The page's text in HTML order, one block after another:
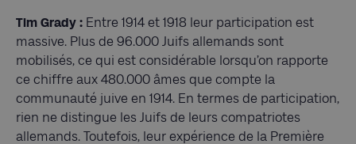
Tim Grady : Entre 1914 et 1918 leur participation est
massive. Plus de 96.000 Juifs allemands sont
mobilisés, ce qui est considérable lorsqu’on rapporte
ce chiffre aux 480.000 âmes que compte la
communauté juive en 1914. En termes de participation,
rien ne distingue les Juifs de leurs compatriotes
allemands. Toutefois, leur expérience de la Première